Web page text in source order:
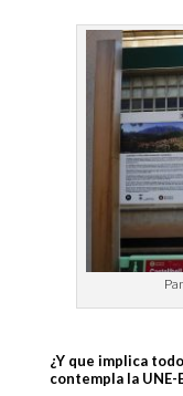
¿Y que implica
contempla la UNE-